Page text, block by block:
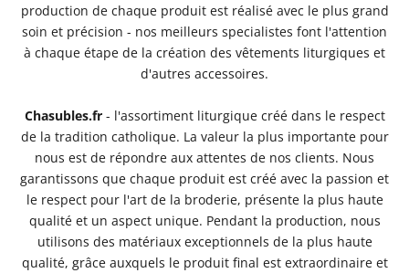
production de chaque produit est réalisé avec le plus grand
soin et précision - nos meilleurs specialistes font l'attention
à chaque étape de la création des vêtements liturgiques et
d'autres accessoires.
Chasubles.fr- l'assortiment liturgique créé dans le respect
de la tradition catholique. La valeur la plus importante pour
nous est de répondre aux attentes de nos clients. Nous
garantissons que chaque produit est créé avec la passion et
le respect pour l'art de la broderie, présente la plus haute
qualité et un aspect unique. Pendant la production, nous
utilisons des matériaux exceptionnels de la plus haute
qualité, grâce auxquels le produit final est extraordinaire et